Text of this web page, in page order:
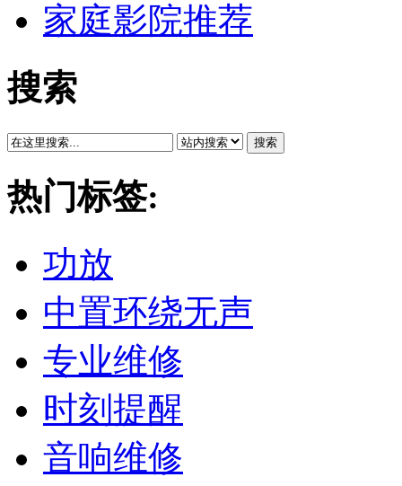
家庭影院推荐
搜索
搜索
热门标签:
功放
中置环绕无声
专业维修
时刻提醒
音响维修